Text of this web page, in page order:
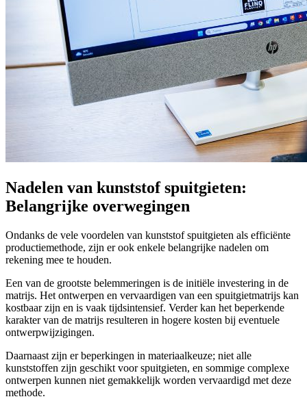
Nadelen van kunststof spuitgieten:
Belangrijke overwegingen
Ondanks de vele voordelen van kunststof spuitgieten als efficiënte
productiemethode, zijn er ook enkele belangrijke nadelen om
rekening mee te houden.
Een van de grootste belemmeringen is de initiële investering in de
matrijs. Het ontwerpen en vervaardigen van een spuitgietmatrijs kan
kostbaar zijn en is vaak tijdsintensief. Verder kan het beperkende
karakter van de matrijs resulteren in hogere kosten bij eventuele
ontwerpwijzigingen.
Daarnaast zijn er beperkingen in materiaalkeuze; niet alle
kunststoffen zijn geschikt voor spuitgieten, en sommige complexe
ontwerpen kunnen niet gemakkelijk worden vervaardigd met deze
methode.